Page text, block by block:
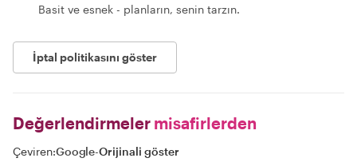
Basit ve esnek - planların, senin tarzın.
İptal politikasını göster
Değerlendirmeler misafirlerden
Çeviren:Google-Orijinali göster